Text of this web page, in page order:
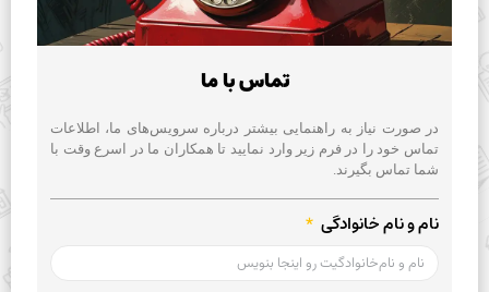
تماس با ما
در صورت نیاز به راهنمایی بیشتر درباره سرویس‌های ما، اطلاعات
تماس خود را در فرم زیر وارد نمایید تا همکاران ما در اسرع وقت با
شما تماس بگیرند.
نام و نام خانوادگی